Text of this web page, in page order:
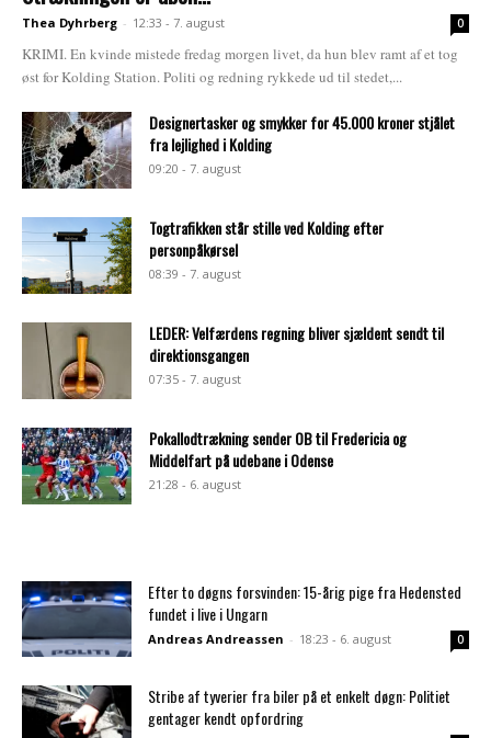
Thea Dyhrberg - 12:33 - 7. august 0
KRIMI. En kvinde mistede fredag morgen livet, da hun blev ramt af et tog
øst for Kolding Station. Politi og redning rykkede ud til stedet,...
Designertasker og smykker for 45.000 kroner stjålet
fra lejlighed i Kolding
09:20 - 7. august
Togtrafikken står stille ved Kolding efter
personpåkørsel
08:39 - 7. august
LEDER: Velfærdens regning bliver sjældent sendt til
direktionsgangen
07:35 - 7. august
Pokallodtrækning sender OB til Fredericia og
Middelfart på udebane i Odense
21:28 - 6. august
Efter to døgns forsvinden: 15-årig pige fra Hedensted
fundet i live i Ungarn
Andreas Andreassen - 18:23 - 6. august 0
Stribe af tyverier fra biler på et enkelt døgn: Politiet
gentager kendt opfordring